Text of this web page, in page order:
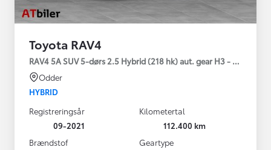
Toyota RAV4
RAV4 5A SUV 5-dørs 2.5 Hybrid (218 hk) aut. gear H3 - Comfort
Odder
HYBRID
Registreringsår
09-2021
Kilometertal
112.400 km
Brændstof
Geartype